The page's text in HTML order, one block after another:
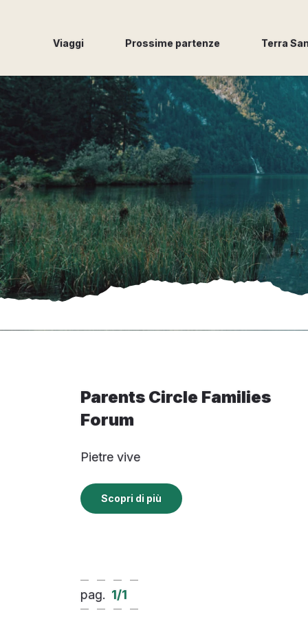
Viaggi Prossime partenze Terra
Parents Circle Families
Forum
Pietre vive
Scopri di più
pag. 1/1